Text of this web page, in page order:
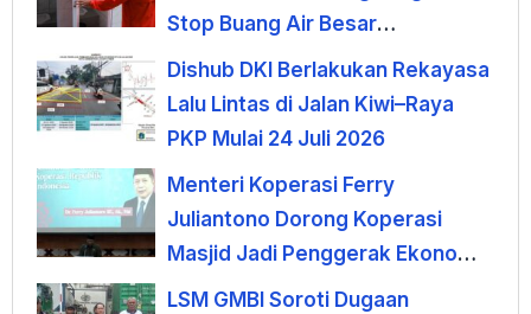
Stop Buang Air Besar
Sembarangan
Dishub DKI Berlakukan Rekayasa
Lalu Lintas di Jalan Kiwi–Raya
PKP Mulai 24 Juli 2026
Menteri Koperasi Ferry
Juliantono Dorong Koperasi
Masjid Jadi Penggerak Ekonomi
Umat
LSM GMBI Soroti Dugaan